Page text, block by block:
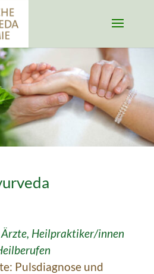
Heil­praktiker/innen
Puls­diagnose und